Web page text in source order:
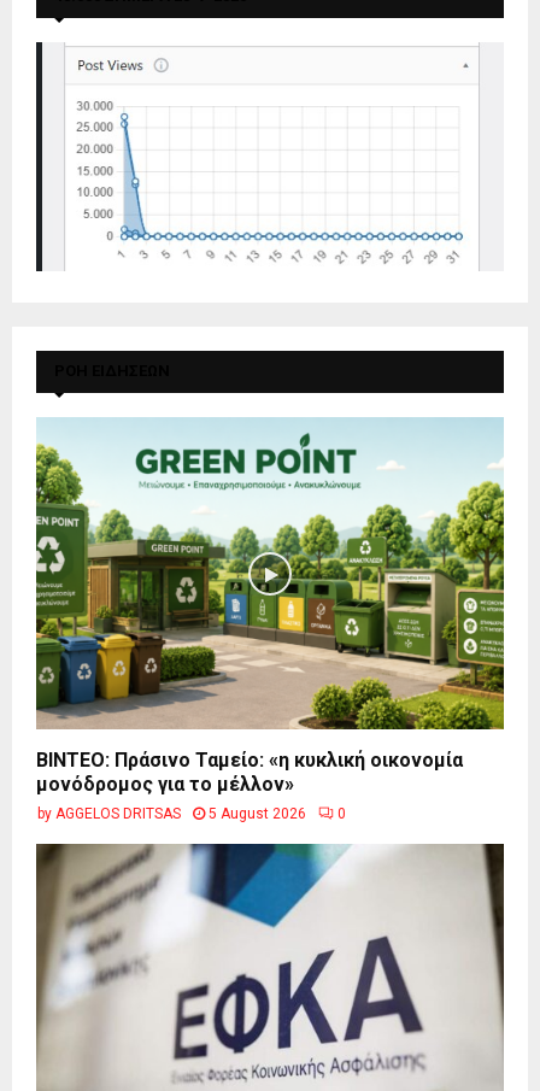
BINTEO: Πράσινο Ταμείο: «η κυκλική οικονομία
μονόδρομος για το μέλλον»
by AGGELOS DRITSAS 5 August 2026 0